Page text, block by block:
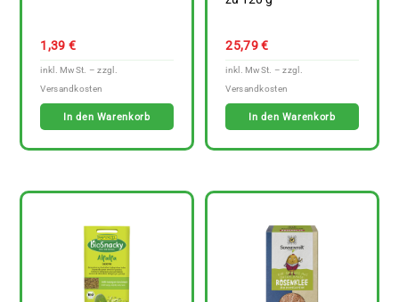
1,39 €
In den Warenkorb
25,79€
In den Warenkorb